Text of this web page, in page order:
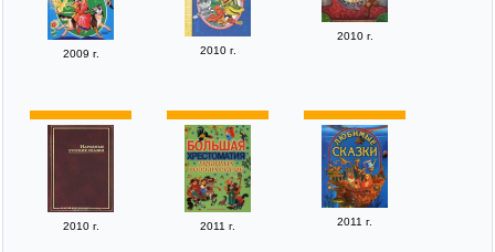
2009 г. 2010 г.
2010 г.
2010 г. 2011 г. 2011 г.